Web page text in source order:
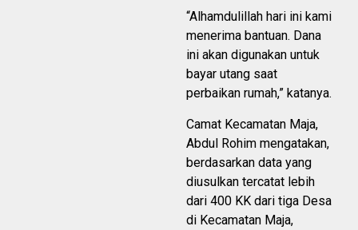
“Alhamdulillah hari ini kami
menerima bantuan. Dana
ini akan digunakan untuk
bayar utang saat
perbaikan rumah,” katanya.
Camat Kecamatan Maja,
Abdul Rohim mengatakan,
berdasarkan data yang
diusulkan tercatat lebih
dari 400 KK dari tiga Desa
di Kecamatan Maja,